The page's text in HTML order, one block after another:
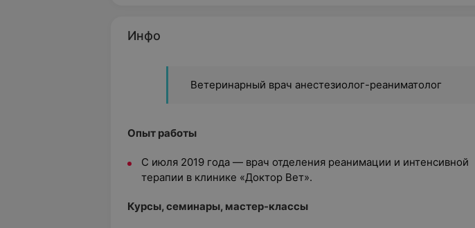
Инфо
Ветеринарный врач анестезиолог-реаниматолог
Опыт работы
С июля 2019 года — врач отделения реанимации и интенсивной
терапии в клинике «Доктор Вет».
Курсы, семинары, мастер-классы